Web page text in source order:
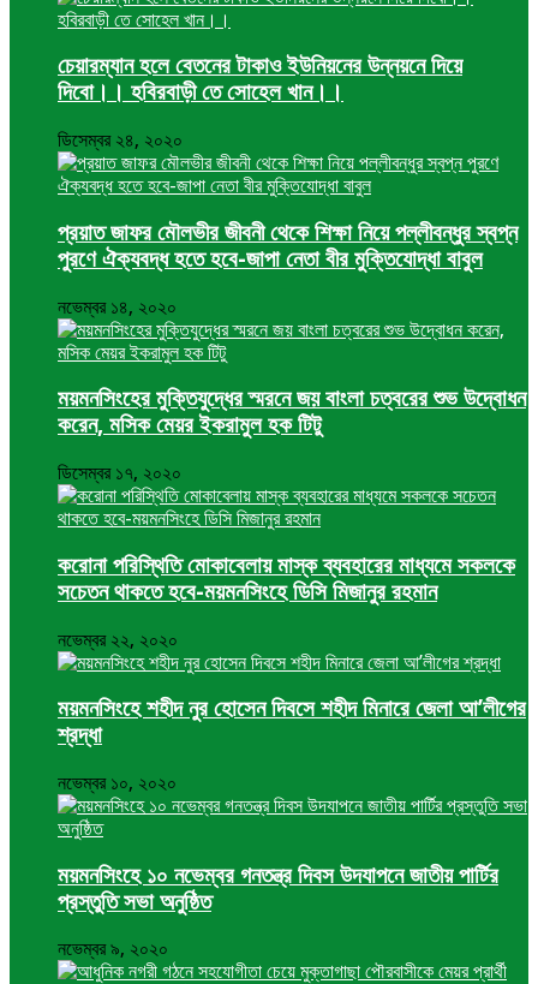
চেয়ারম্যান হলে বেতনের টাকাও ইউনিয়নের উন্নয়নে দিয়ে
দিবো।। হবিরবাড়ী তে সোহেল খান।।
ডিসেম্বর ২৪, ২০২০
প্রয়াত জাফর মৌলভীর জীবনী থেকে শিক্ষা নিয়ে পল্লীবন্ধুর স্বপ্ন
পুরণে ঐক্যবদ্ধ হতে হবে-জাপা নেতা বীর মুক্তিযোদ্ধা বাবুল
নভেম্বর ১৪, ২০২০
ময়মনসিংহের মুক্তিযুদ্ধের স্মরনে জয় বাংলা চত্বরের শুভ উদ্বোধন
করেন, মসিক মেয়র ইকরামুল হক টিটু
ডিসেম্বর ১৭, ২০২০
করোনা পরিস্থিতি মোকাবেলায় মাস্ক ব্যবহারের মাধ্যমে সকলকে
সচেতন থাকতে হবে-ময়মনসিংহে ডিসি মিজানুর রহমান
নভেম্বর ২২, ২০২০
ময়মনসিংহে শহীদ নুর হোসেন দিবসে শহীদ মিনারে জেলা আ’লীগের
শ্রদ্ধা
নভেম্বর ১০, ২০২০
ময়মনসিংহে ১০ নভেম্বর গনতন্ত্র দিবস উদযাপনে জাতীয় পার্টির
প্রস্তুতি সভা অনুষ্ঠিত
নভেম্বর ৯, ২০২০